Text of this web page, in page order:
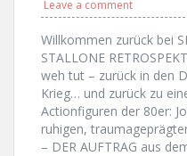
Leave a comment
Willkommen zurück bei
STALLONE
weh tut – zurück in den
Krieg… und zurück zu
Actionfiguren der 80er:
ruhigen,
– DER AUFTRAG aus